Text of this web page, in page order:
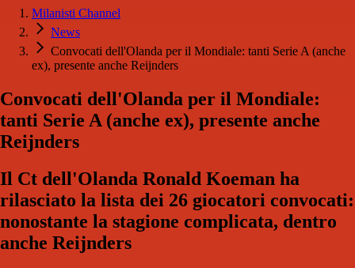
Milanisti Channel
News
Convocati dell'Olanda per il Mondiale: tanti Serie A (anche
ex), presente anche Reijnders
Convocati dell'Olanda per il Mondiale:
tanti Serie A (anche ex), presente anche
Reijnders
Il Ct dell'Olanda Ronald Koeman ha
rilasciato la lista dei 26 giocatori convocati:
nonostante la stagione complicata, dentro
anche Reijnders